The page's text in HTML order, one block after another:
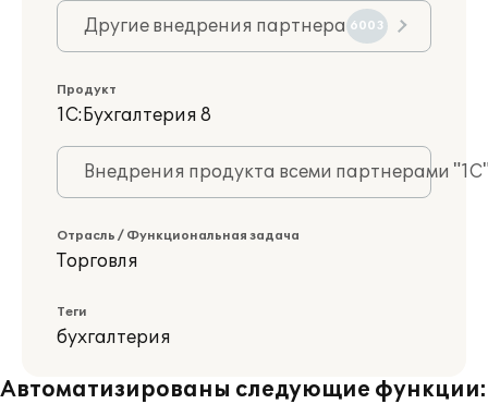
Другие внедрения партнера 6003
Продукт
1С:Бухгалтерия 8
Внедрения продукта всеми партнерами
Отрасль / Функциональная задача
Торговля
Теги
бухгалтерия
Автоматизированы следующие функции: